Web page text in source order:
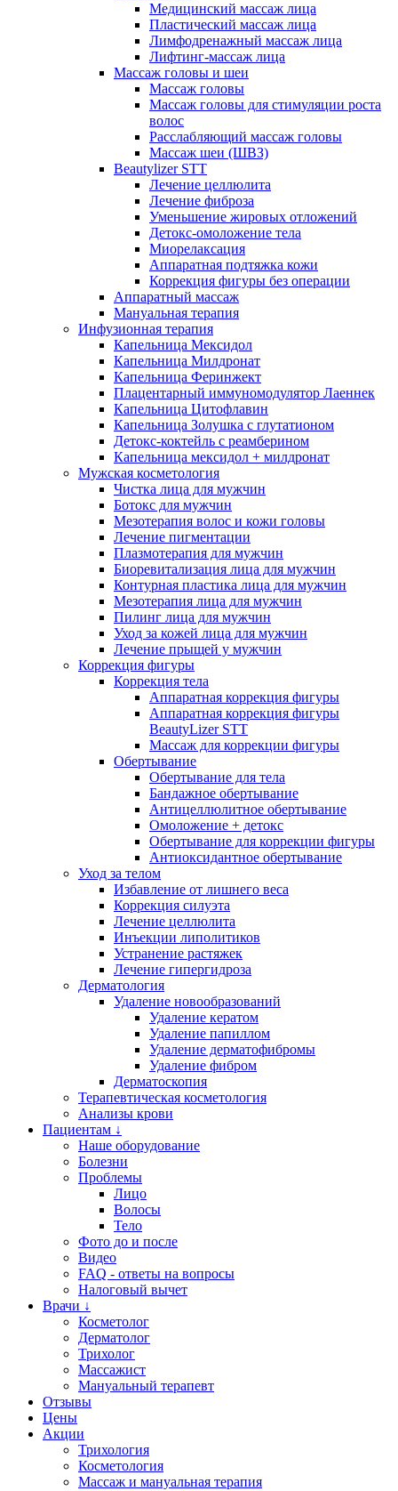
Медицинский массаж лица
Пластический массаж лица
Лимфодренажный массаж лица
Лифтинг-массаж лица
Массаж головы и шеи
Массаж головы
Массаж головы для стимуляции роста
волос
Расслабляющий массаж головы
Массаж шеи (ШВЗ)
Beautylizer STT
Лечение целлюлита
Лечение фиброза
Уменьшение жировых отложений
Детокс-омоложение тела
Миорелаксация
Аппаратная подтяжка кожи
Коррекция фигуры без операции
Аппаратный массаж
Мануальная терапия
Инфузионная терапия
Капельница Мексидол
Капельница Милдронат
Капельница Феринжект
Плацентарный иммуномодулятор Лаеннек
Капельница Цитофлавин
Капельница Золушка с глутатионом
Детокс-коктейль с реамберином
Капельница мексидол + милдронат
Мужская косметология
Чистка лица для мужчин
Ботокс для мужчин
Мезотерапия волос и кожи головы
Лечение пигментации
Плазмотерапия для мужчин
Биоревитализация лица для мужчин
Контурная пластика лица для мужчин
Мезотерапия лица для мужчин
Пилинг лица для мужчин
Уход за кожей лица для мужчин
Лечение прыщей у мужчин
Коррекция фигуры
Коррекция тела
Аппаратная коррекция фигуры
Аппаратная коррекция фигуры
BeautyLizer STT
Массаж для коррекции фигуры
Обертывание
Обертывание для тела
Бандажное обертывание
Антицеллюлитное обертывание
Омоложение + детокс
Обертывание для коррекции фигуры
Антиоксидантное обертывание
Уход за телом
Избавление от лишнего веса
Коррекция силуэта
Лечение целлюлита
Инъекции липолитиков
Устранение растяжек
Лечение гипергидроза
Дерматология
Удаление новообразований
Удаление кератом
Удаление папиллом
Удаление дерматофибромы
Удаление фибром
Дерматоскопия
Терапевтическая косметология
Анализы крови
Пациентам ↓
Наше оборудование
Болезни
Проблемы
Лицо
Волосы
Тело
Фото до и после
Видео
FAQ - ответы на вопросы
Налоговый вычет
Врачи ↓
Косметолог
Дерматолог
Трихолог
Массажист
Мануальный терапевт
Отзывы
Цены
Акции
Трихология
Косметология
Массаж и мануальная терапия